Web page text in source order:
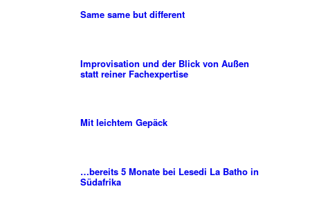
Same same but different
Improvisation und der Blick von Außen
statt reiner Fachexpertise
Mit leichtem Gepäck
…bereits 5 Monate bei Lesedi La Batho in
Südafrika